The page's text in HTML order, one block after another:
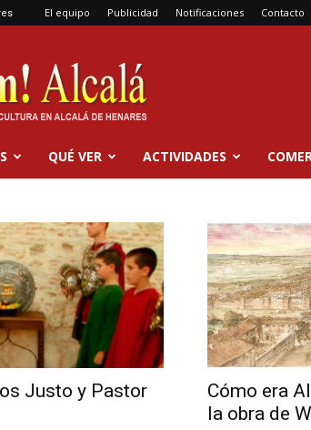
El equipo Publicidad Notificaciones Contacto
QUÉ VER ACTIVIDADES
Justo y Pastor
Cómo era
la obra de